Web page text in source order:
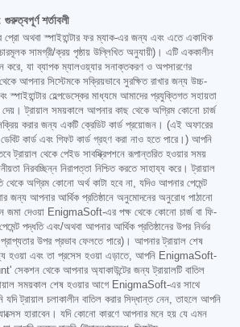
শর্তাবলী
প্রো অথবা স্পাইহান্টার ফর ম্যাক-এর জন্য এবং এতে একাধিক
সামগ্রী/ক্রয় পৃষ্ঠায় উল্লিখিত অনুযায়ী)। এটি এককালীন
করে, যা ব্যাপক ম্যালওয়্যার সনাক্তকরণ ও অপসারণের
আপনার সিস্টেমকে সক্রিয়ভাবে সুরক্ষিত রাখার জন্য উচ্চ-
স্পাইহান্টার হেল্পডেস্কের মাধ্যমে আমাদের প্রযুক্তিগত সহায়তা
ট্রায়াল সময়কালে আপনার কাছ থেকে অগ্রিম কোনো চার্জ
সক্রিয় করার জন্য একটি ক্রেডিট কার্ড প্রয়োজন। (এই অফারের
কার্ড এবং গিফট কার্ড গ্রহণ করা নাও হতে পারে।) আপনি
ট্রায়াল থেকে পেইড সাবস্ক্রিপশনে রূপান্তরিত হওয়ার সময়
নিরবচ্ছিন্ন নিরাপত্তা নিশ্চিত করতে সাহায্য করে। ট্রায়াল
থেকে অগ্রিম কোনো অর্থ কাটা হবে না, যদিও আপনার পেমেন্ট
জন্য আপনার আর্থিক প্রতিষ্ঠানে অনুমোদনের অনুরোধ পাঠানো
জমা দেওয়া EnigmaSoft-এর পক্ষ থেকে কোনো চার্জ বা ফি-
পদ্ধতি এবং/অথবা আপনার আর্থিক প্রতিষ্ঠানের উপর নির্ভর
উপর প্রভাব ফেলতে পারে)। আপনার ট্রায়াল শেষ
হওয়া এবং তা প্রসেস হওয়া এড়াতে, আপনি EnigmaSoft-
থেকে আপনার অ্যাকাউন্টের জন্য ট্রায়ালটি বাতিল
সময়কাল শেষ হওয়ার আগে EnigmaSoft-এর সাথে
ট্রায়াল চলাকালীন বাতিল করার সিদ্ধান্ত নেন, তাহলে আপনি
হারাবেন। যদি কোনো কারণে আপনার মনে হয় যে এমন